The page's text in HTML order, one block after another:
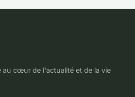
au cœur de l'actualité et de la vie